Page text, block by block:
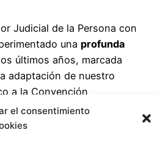
el consentimiento
Judicial de la Persona con
una profunda
últimos años, marcada
adaptación de nuestro
a la Convención
Derechos de las Personas